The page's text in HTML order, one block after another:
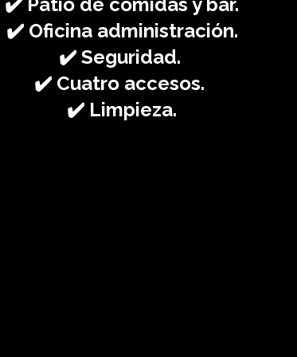
✔️ Oficina administración.⁣
✔️ Seguridad. ⁣
✔️ Cuatro accesos. ⁣
✔️ Limpieza.⁣